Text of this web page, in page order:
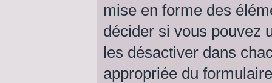
mise en forme des
décider si vous pouvez
les désactiver dans
appropriée du